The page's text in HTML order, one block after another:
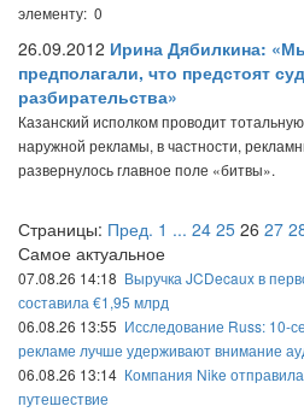
элементу: 0
26.09.2012 Ирина Дябилкина:
предполагали, что предстоят
разбирательства»
Казанский исполком проводит
наружной рекламы, в частности,
развернулось главное поле «битвы».
Страницы: Пред. 1 ... 24 25 26 27
Самое актуальное
07.08.26 14:18 Выручка JCDecaux в
составила €1,95 млрд
06.08.26 13:55 Исследование Russ: 10-
рекламе лучше удерживают внимание
06.08.26 13:14 Компания Nike
путешествие